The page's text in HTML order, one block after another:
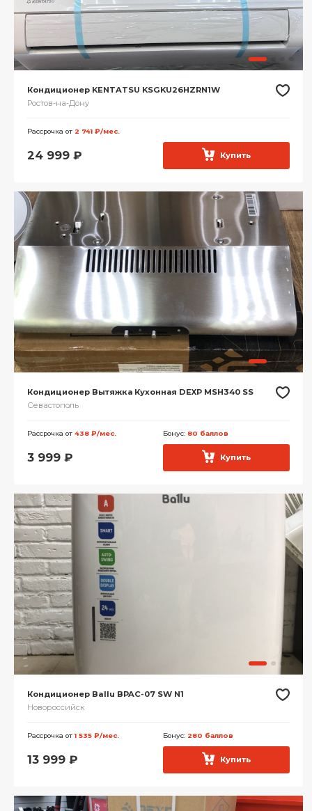
Кондиционер KENTATSU KSGKU26HZRN1W
Ростов-на-Дону
Рассрочка от 2 741 ₽/мес.
24 999 ₽ Купить
Кондиционер Вытяжка Кухонная DEXP MSH340 SS
Севастополь
Рассрочка от 438 ₽/мес. Бонус: 80 баллов
3 999 ₽ Купить
Кондиционер Ballu BPAC-07 SW N1
Новороссийск
Рассрочка от1 535 ₽/мес. Бонус: 280 баллов
13 999 ₽ Купить